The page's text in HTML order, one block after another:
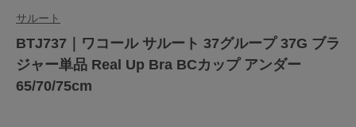
サルート
BTJ737｜ワコール サルート 37グループ 37G ブラ
ジャー単品 Real Up Bra BCカップ アンダー
65/70/75cm